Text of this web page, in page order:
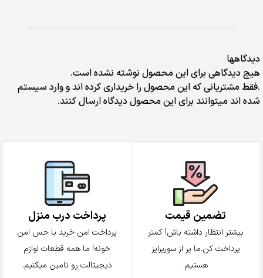
دیدگاهها
هیچ دیدگاهی برای این محصول نوشته نشده است.
.فقط مشتریانی که این محصول را خریداری کرده اند و وارد سیستم
شده اند میتوانند برای این محصول دیدگاه ارسال کنند.
تضمین قیمت
بیشتر انتظار داشته باش! کمتر
پرداخت کن.ما پر از سورپرایز
هستیم.
پرداخت درب منزل
پرداخت امن خرید با حس امن
خونه! ما همه قطعات لوازم
دیجیتالت رو تامین میکنیم.